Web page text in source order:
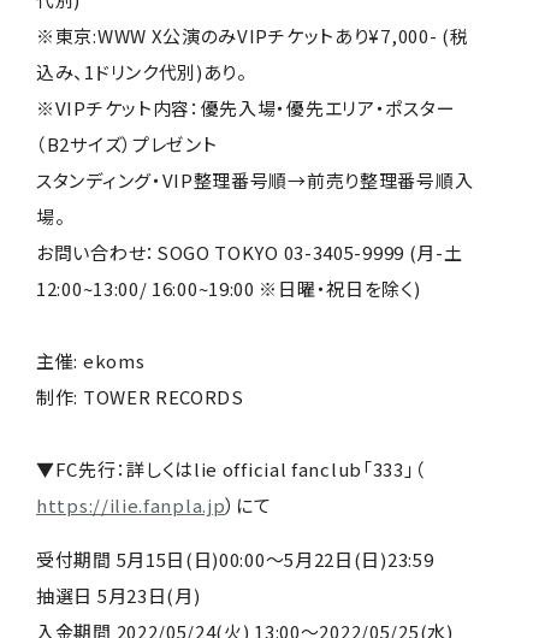
※東京:WWW X公演のみVIPチケットあり¥7,000- (税
込み、1ドリンク代別)あり。
※VIPチケット内容：優先入場・優先エリア・ポスター
（B2サイズ）プレゼント
スタンディング・VIP整理番号順→前売り整理番号順入
場。
お問い合わせ：SOGO TOKYO 03-3405-9999 (月-土
12:00~13:00/ 16:00~19:00 ※日曜・祝日を除く)
主催: ekoms
制作: TOWER RECORDS
▼FC先行：詳しくはlie official fanclub「333」（
https://ilie.fanpla.jp）にて
受付期間 5月15日(日)00:00〜5月22日(日)23:59
抽選日 5月23日(月)
入金期間 2022/05/24(火) 13:00～2022/05/25(水)